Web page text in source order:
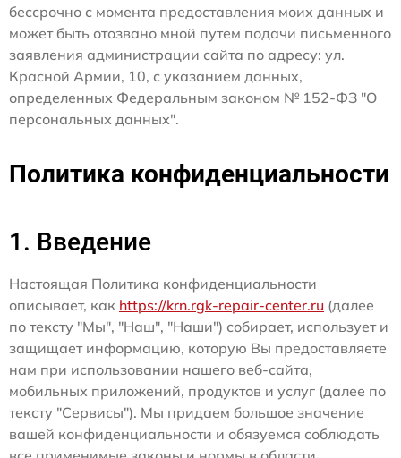
бессрочно с момента предоставления моих данных и
может быть отозвано мной путем подачи письменного
заявления администрации сайта по адресу: ул.
Красной Армии, 10, с указанием данных,
определенных Федеральным законом № 152-ФЗ "О
персональных данных".
Политика конфиденциальности
1. Введение
Настоящая Политика конфиденциальности
описывает, как https://krn.rgk-repair-center.ru (далее
по тексту "Мы", "Наш", "Наши") собирает, использует и
защищает информацию, которую Вы предоставляете
нам при использовании нашего веб-сайта,
мобильных приложений, продуктов и услуг (далее по
тексту "Сервисы"). Мы придаем большое значение
вашей конфиденциальности и обязуемся соблюдать